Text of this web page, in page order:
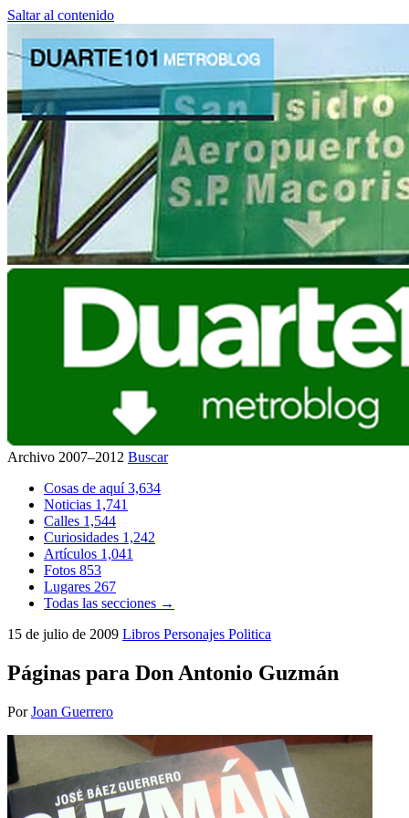
Saltar al contenido
Archivo 2007–2012 Buscar
Cosas de aquí3,634
Noticias 1,741
Calles 1,544
Curiosidades 1,242
Artículos 1,041
Fotos 853
Lugares 267
Todas las secciones →
15 de julio de 2009 Libros Personajes Politica
Páginas para Don Antonio Guzmán
PorJoan Guerrero